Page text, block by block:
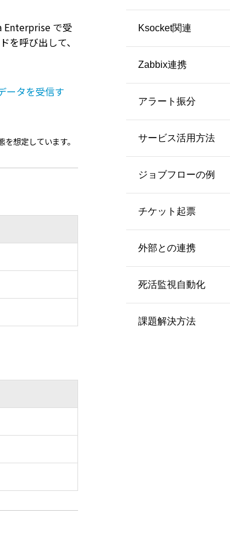
Enterprise で受
呼び出して、
ータを受信す
想定しています。
Ksocket関連
Zabbix連携
アラート振分
サービス活用方法
ジョブフローの例
チケット起票
外部との連携
死活監視自動化
課題解決方法